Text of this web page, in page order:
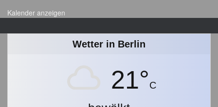
h
Kalender anzeigen
Wetter in Berlin
21°C